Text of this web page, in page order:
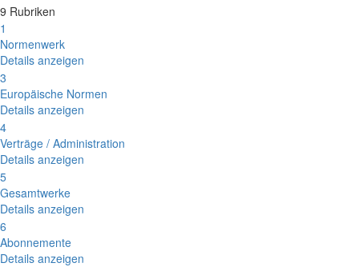
9 Rubriken
1
Normenwerk
Details anzeigen
3
Europäische Normen
Details anzeigen
4
Verträge / Administration
Details anzeigen
5
Gesamtwerke
Details anzeigen
6
Abonnemente
Details anzeigen